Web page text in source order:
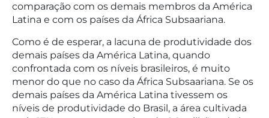
comparação com os demais membros da América
Latina e com os países da África Subsaariana.
Como é de esperar, a lacuna de produtividade dos
demais países da América Latina, quando
confrontada com os níveis brasileiros, é muito
menor do que no caso da África Subsaariana. Se os
demais países da América Latina tivessem os
níveis de produtividade do Brasil, a área cultivada